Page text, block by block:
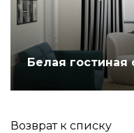
Белая гостиная
Возврат к списку